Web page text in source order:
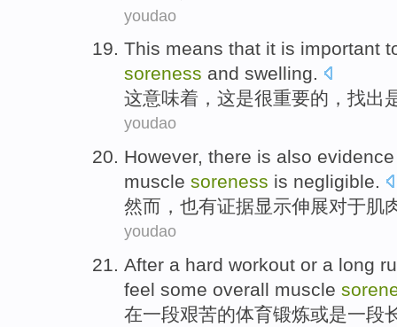
youdao
This means that it is important
soreness and swelling.
这意味着 ， 这是很重要的， 找出
youdao
However, there is also evidence
muscle soreness is negligible.
然而 ， 也有证据显示伸展对于肌
youdao
After a hard workout or a long
feel some overall muscle
在一段艰苦的体育锻炼或是一段